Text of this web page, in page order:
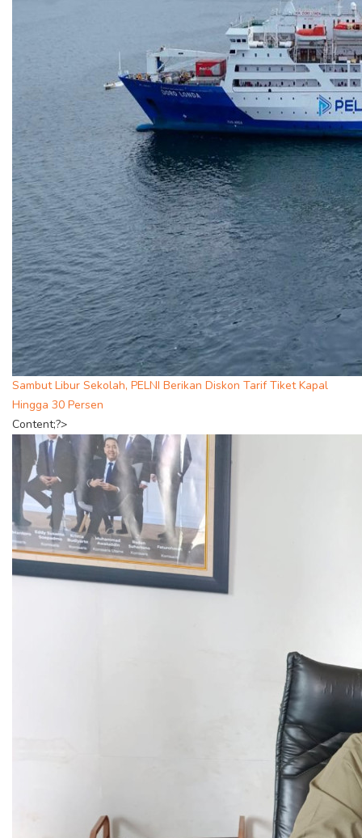
Sambut Libur Sekolah, PELNI Berikan Diskon Tarif Tiket Kapal
Hingga 30 Persen
Content;?>